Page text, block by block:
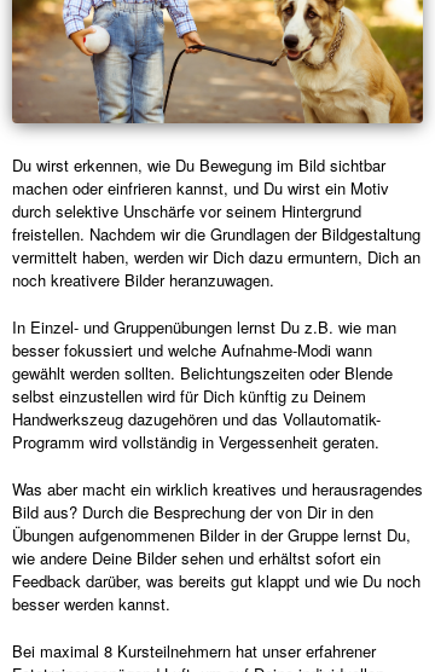
Du wirst erkennen, wie Du Bewegung im Bild sichtbar
machen oder einfrieren kannst, und Du wirst ein Motiv
durch selektive Unschärfe vor seinem Hintergrund
freistellen. Nachdem wir die Grundlagen der Bildgestaltung
vermittelt haben, werden wir Dich dazu ermuntern, Dich an
noch kreativere Bilder heranzuwagen.
In Einzel- und Gruppenübungen lernst Du z.B. wie man
besser fokussiert und welche Aufnahme-Modi wann
gewählt werden sollten. Belichtungszeiten oder Blende
selbst einzustellen wird für Dich künftig zu Deinem
Handwerkszeug dazugehören und das Vollautomatik-
Programm wird vollständig in Vergessenheit geraten.
Was aber macht ein wirklich kreatives und herausragendes
Bild aus? Durch die Besprechung der von Dir in den
Übungen aufgenommenen Bilder in der Gruppe lernst Du,
wie andere Deine Bilder sehen und erhältst sofort ein
Feedback darüber, was bereits gut klappt und wie Du noch
besser werden kannst.
Bei maximal 8 Kursteilnehmern hat unser erfahrener